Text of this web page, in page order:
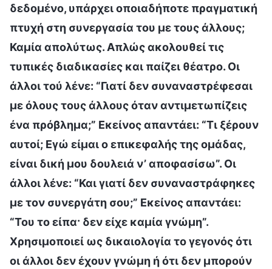
δεδομένο, υπάρχει οποιαδήποτε πραγματική
πτυχή στη συνεργασία του με τους άλλους;
Καμία απολύτως. Απλώς ακολουθεί τις
τυπικές διαδικασίες και παίζει θέατρο. Οι
άλλοι τού λένε: “Γιατί δεν συναναστρέφεσαι
με όλους τους άλλους όταν αντιμετωπίζεις
ένα πρόβλημα;” Εκείνος απαντάει: “Τι ξέρουν
αυτοί; Εγώ είμαι ο επικεφαλής της ομάδας,
είναι δική μου δουλειά ν’ αποφασίσω”. Οι
άλλοι λένε: “Και γιατί δεν συναναστράφηκες
με τον συνεργάτη σου;” Εκείνος απαντάει:
“Του το είπα· δεν είχε καμία γνώμη”.
Χρησιμοποιεί ως δικαιολογία το γεγονός ότι
οι άλλοι δεν έχουν γνώμη ή ότι δεν μπορούν